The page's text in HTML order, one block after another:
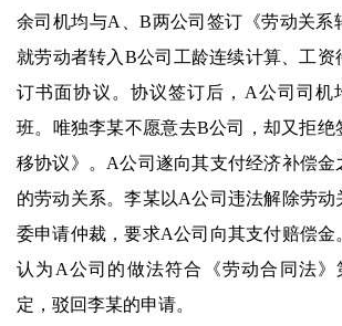
余司机均与A、B两公司签订《劳动关系
就劳动者转入B公司工龄连续计算、工资
订书面协议。协议签订后，A公司司机
班。唯独李某不愿意去B公司，却又拒绝
移协议》。A公司遂向其支付经济补偿金
的劳动关系。李某以A公司违法解除劳动
委申请仲裁，要求A公司向其支付赔偿金
认为A公司的做法符合《劳动合同法》
定，驳回李某的申请。